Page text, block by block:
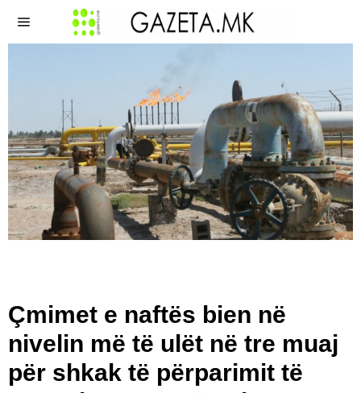
Çmimet e naftës bien në
nivelin më të ulët në tre muaj
për shkak të përparimit të